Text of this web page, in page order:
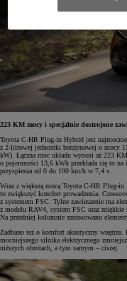
223 KM mocy i specjalnie dostrojone
Toyota C-HR Plug-in Hybrid jest
z 2-litrowej jednostki benzynowej o mocy
kW). Łączna moc układu wynosi aż 223
o pojemności 13,6 kWh przekłada się to
przyspiesza od 0 do 100 km/h w 7,4 s.
Wraz z większą mocą Toyota C-HR Plug-in
to zwiększyć komfort prowadzenia.
z systemem FSC. Tylne zawieszenie ma
z modelu RAV4, system FSC oraz miękkie
Na przedniej kolumnie zastosowano
Zadbano też o komfort akustyczny wnętrza.
mocniejszego silnika elektrycznego
niższych obrotach, a tym samym – ciszej.